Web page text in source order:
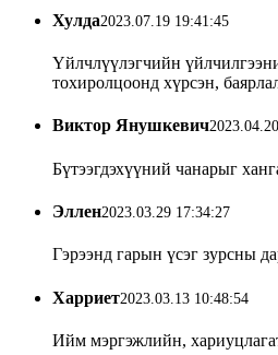
Хулда2023.07.19 19:41:45
Үйлчлүүлэгчийн
тохиролцоонд хүрсэн,
Виктор Янушкевич
Бүтээгдэхүүний чанарыг
Эллен2023.03.29 17:34:27
Гэрээнд гарын үсэг зурсны
Харриет2023.03.13 10:48:54
Ийм мэргэжлийн,